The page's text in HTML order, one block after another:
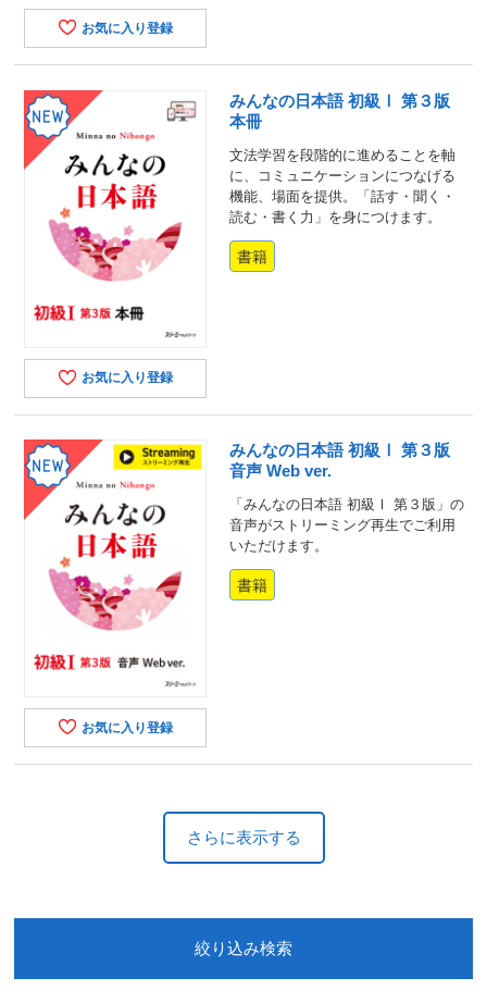
お気に入り登録
お気に入り登録
みんなの日本語 初級Ⅰ 第３版
本冊
文法学習を段階的に進めることを軸
に、コミュニケーションにつなげる
機能、場面を提供。「話す・聞く・
読む・書く力」を身につけます。
書籍
お気に入り登録
みんなの日本語 初級Ⅰ 第３版
音声 Web ver.
「みんなの日本語 初級Ⅰ 第３版」の
音声がストリーミング再生でご利用
いただけます。
書籍
さらに表示する
絞り込み検索